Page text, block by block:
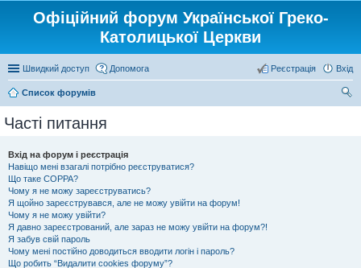
Офіційний форум Української Греко-
Католицької Церкви
Швидкий доступ Допомога Вхід
Реєстрація
Список форумів
Часті питання
Вхід на форум і реєстрація
Навіщо мені взагалі потрібно реєструватися?
Що таке COPPA?
Чому я не можу зареєструватись?
Я щойно зареєструвався, але не можу увійти на форум!
Чому я не можу увійти?
Я давно зареєстрований, але зараз не можу увійти на форум?!
Я забув свій пароль
Чому мені постійно доводиться вводити логін і пароль?
Що робить “Видалити cookies форуму”?